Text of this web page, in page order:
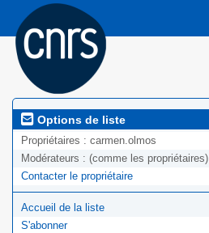
Options de liste
Propriétaires : carmen.olmos
Modérateurs : (comme les propriétaires)
Contacter le propriétaire
Accueil de la liste
S'abonner